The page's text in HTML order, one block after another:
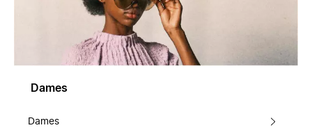
Dames
Dames